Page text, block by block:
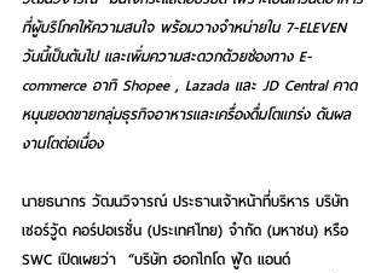
ที่ผู้บริโภคให้ความสนใจ พร้อมวางจำหน่ายใน 7-ELEVEN
วันนี้เป็นต้นไป และเพิ่มความสะดวกด้วยช่องทาง E-
commerce อาทิ Shopee , Lazada และ JD Central คาด
หนุนยอดขายกลุ่มธุรกิจอาหารและเครื่องดื่มโตแกร่ง ดันผล
งานโตต่อเนื่อง
นายธนากร วัฒนวิจารณ์ ประธานเจ้าหน้าที่บริหาร บริษัท
เชอร์วู้ด คอร์ปอเรชั่น (ประเทศไทย) จำกัด (มหาชน) หรือ
SWC เปิดเผยว่า  “บริษัท ฮอกไกโด ฟู้ด แอนด์